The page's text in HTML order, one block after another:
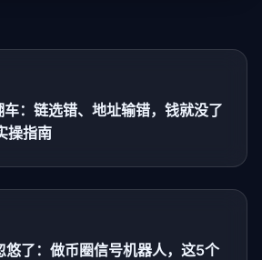
：链选错、地址输错，钱就没了
操指南
悠了：做币圈信号机器人，这5个